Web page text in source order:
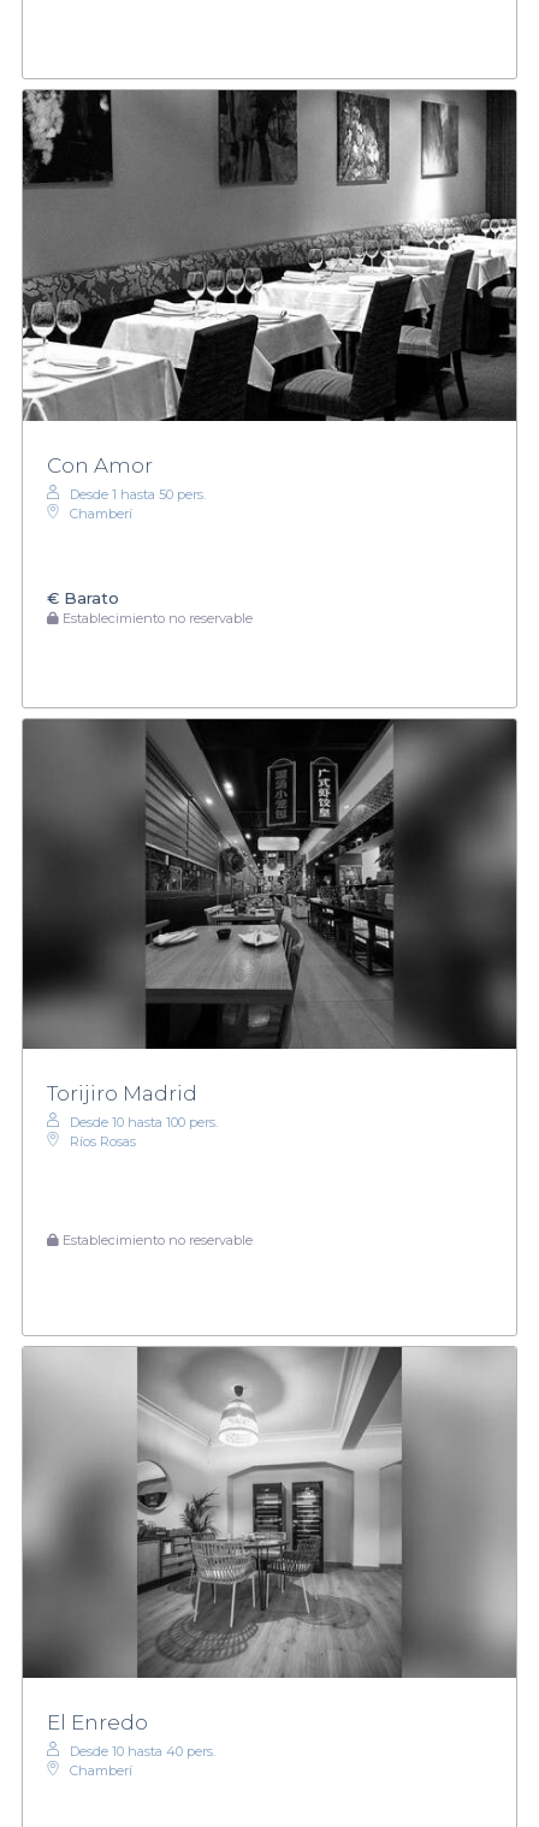
Con Amor
Desde 1 hasta 50 pers.
Chamberí
€ Barato
Establecimiento no reservable
Torijiro Madrid
Desde 10 hasta 100 pers.
Ríos Rosas
Establecimiento no reservable
El Enredo
Desde 10 hasta 40 pers.
Chamberí